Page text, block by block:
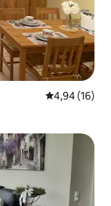
4,94 av 5 i
4,94 (16)